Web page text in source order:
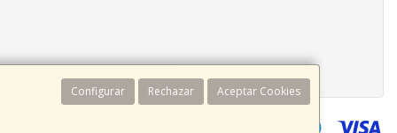
Configurar Rechazar Aceptar Cookies